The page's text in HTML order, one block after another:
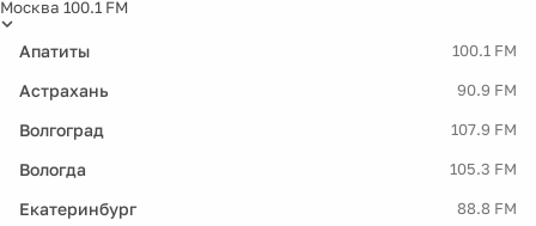
Москва 100.1 FM
Апатиты 100.1 FM
Астрахань 90.9 FM
Волгоград 107.9 FM
Вологда 105.3 FM
Екатеринбург 88.8 FM